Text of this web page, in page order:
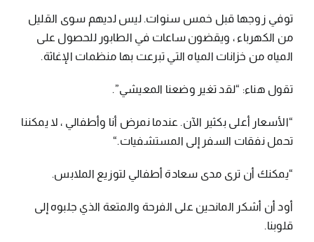
توفي زوجها قبل خمس سنوات. ليس لديهم سوى القليل
من الكهرباء ، ويقضون ساعات في الطابور للحصول على
المياه من خزانات المياه التي تبرعت بها منظمات الإغاثة.
تقول هناء: “لقد تغير وضعنا المعيشي”.
“الأسعار أعلى بكثير الآن. عندما نمرض أنا وأطفالي ، لا يمكننا
تحمل نفقات السفر إلى المستشفيات.“
“يمكنك أن ترى مدى سعادة أطفالي لتوزيع الملابس.
أود أن أشكر المانحين على الفرحة والمتعة الذي جلبوه إلى
قلوبنا.